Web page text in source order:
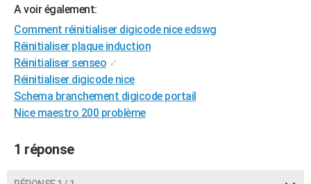
A voir également:
Comment réinitialiser digicode nice edswg
Réinitialiser plaque induction
Réinitialiser senseo ✓
Réinitialiser digicode nice
Schema branchement digicode portail
Nice maestro 200 problème
1 réponse